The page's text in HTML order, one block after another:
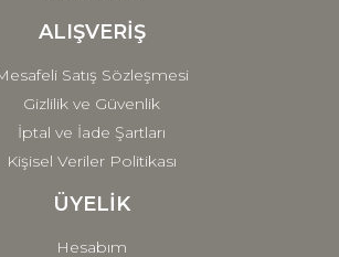
ALIŞVERİŞ
Satış Sözleşmesi
Gizlilik ve Güvenlik
İptal ve İade Şartları
Kişisel Veriler Politikası
ÜYELİK
Hesabım